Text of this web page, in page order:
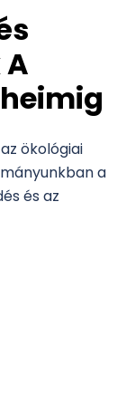
ökológiai
a
és az